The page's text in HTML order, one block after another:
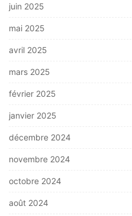
juin 2025
mai 2025
avril 2025
mars 2025
février 2025
janvier 2025
décembre 2024
novembre 2024
octobre 2024
août 2024